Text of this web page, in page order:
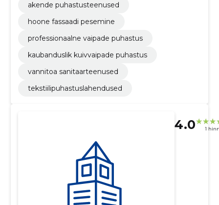
akende puhastusteenused
hoone fassaadi pesemine
professionaalne vaipade puhastus
kaubanduslik kuivvaipade puhastus
vannitoa sanitaarteenused
tekstiilipuhastuslahendused
4.0 1